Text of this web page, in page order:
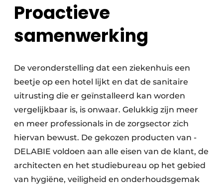
Proactieve
samenwerking
De veronderstelling dat een ziekenhuis een
beetje op een hotel lijkt en dat de sanitaire
uitrusting die er geïnstalleerd kan worden
vergelijkbaar is, is onwaar. Gelukkig zijn meer
en meer professionals in de zorgsector zich
hiervan bewust. De gekozen producten van ­
DELABIE voldoen aan alle eisen van de klant, de
architecten en het studiebureau op het gebied
van hygiëne, veiligheid en onderhoudsgemak